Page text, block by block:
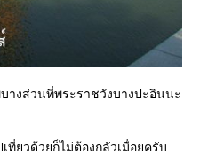
างส่วนที่พระราชวังบางปะอินนะ
ที่ยวด้วยก็ไม่ต้องกลัวเมื่อยครับ